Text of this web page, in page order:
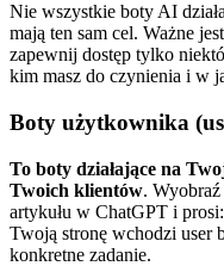
Nie wszystkie boty AI
mają ten sam cel. Ważne
zapewnij dostęp tylko
kim masz do czynienia i w
Boty użytkownika
To boty działające na
Twoich klientów.
artykułu w ChatGPT i
Twoją stronę wchodzi user
konkretne zadanie.